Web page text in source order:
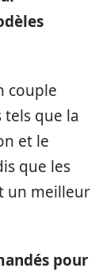
couple
tels que la
et le
que les
un meilleur
pour